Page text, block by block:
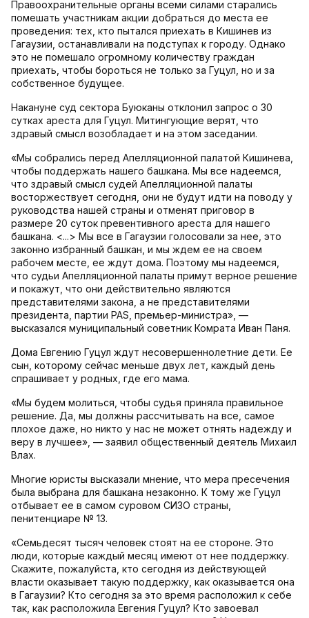
Правоохранительные органы всеми силами старались
помешать участникам акции добраться до места ее
проведения: тех, кто пытался приехать в Кишинев из
Гагаузии, останавливали на подступах к городу. Однако
это не помешало огромному количеству граждан
приехать, чтобы бороться не только за Гуцул, но и за
собственное будущее.
Накануне суд сектора Буюканы отклонил запрос о 30
сутках ареста для Гуцул. Митингующие верят, что
здравый смысл возобладает и на этом заседании.
«Мы собрались перед Апелляционной палатой Кишинева,
чтобы поддержать нашего башкана. Мы все надеемся,
что здравый смысл судей Апелляционной палаты
восторжествует сегодня, они не будут идти на поводу у
руководства нашей страны и отменят приговор в
размере 20 суток превентивного ареста для нашего
башкана. <...> Мы все в Гагаузии голосовали за нее, это
законно избранный башкан, и мы ждем ее на своем
рабочем месте, ее ждут дома. Поэтому мы надеемся,
что судьи Апелляционной палаты примут верное решение
и покажут, что они действительно являются
представителями закона, а не представителями
президента, партии PAS, премьер-министра», —
высказался муниципальный советник Комрата Иван Паня.
Дома Евгению Гуцул ждут несовершеннолетние дети. Ее
сын, которому сейчас меньше двух лет, каждый день
спрашивает у родных, где его мама.
«Мы будем молиться, чтобы судья приняла правильное
решение. Да, мы должны рассчитывать на все, самое
плохое даже, но никто у нас не может отнять надежду и
веру в лучшее», — заявил общественный деятель Михаил
Влах.
Многие юристы высказали мнение, что мера пресечения
была выбрана для башкана незаконно. К тому же Гуцул
отбывает ее в самом суровом СИЗО страны,
пенитенциаре № 13.
«Cемьдесят тысяч человек стоят на ее стороне. Это
люди, которые каждый месяц имеют от нее поддержку.
Скажите, пожалуйста, кто сегодня из действующей
власти оказывает такую поддержку, как оказывается она
в Гагаузии? Кто сегодня за это время расположил к себе
так, как расположила Евгения Гуцул? Кто завоевал